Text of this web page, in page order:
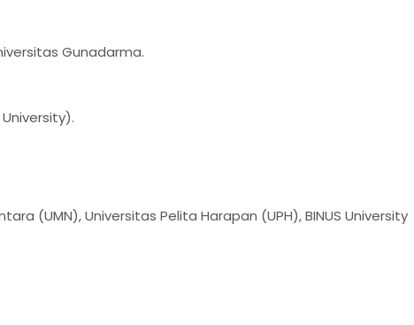
Gunadarma.
(UMN), Universitas Pelita Harapan (UPH), BINUS University